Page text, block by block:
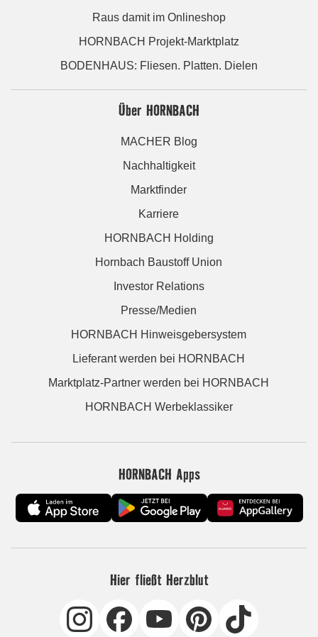
Raus damit im Onlineshop
HORNBACH Projekt-Marktplatz
BODENHAUS: Fliesen. Platten. Dielen
Über HORNBACH
MACHER Blog
Nachhaltigkeit
Marktfinder
Karriere
HORNBACH Holding
Hornbach Baustoff Union
Investor Relations
Presse/Medien
HORNBACH Hinweisgebersystem
Lieferant werden bei HORNBACH
Marktplatz-Partner werden bei HORNBACH
HORNBACH Werbeklassiker
HORNBACH Apps
Hier fließt Herzblut